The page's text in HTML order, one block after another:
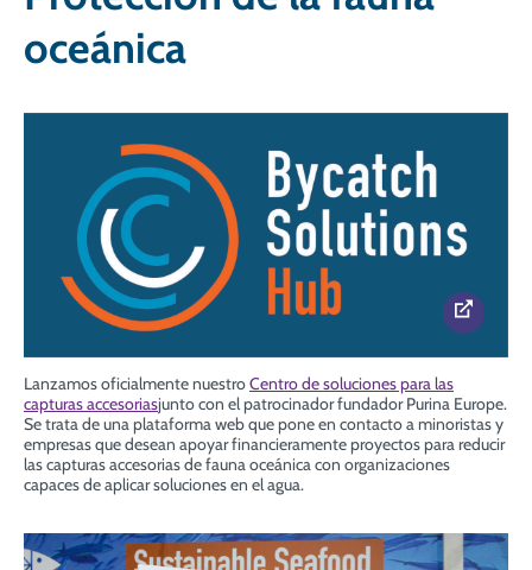
oceánica
Lanzamos oficialmente nuestroCentro de soluciones para las
capturas accesoriasjunto con el patrocinador fundador Purina Europe.
Se trata de una plataforma web que pone en contacto a minoristas y
empresas que desean apoyar financieramente proyectos para reducir
las capturas accesorias de fauna oceánica con organizaciones
capaces de aplicar soluciones en el agua.